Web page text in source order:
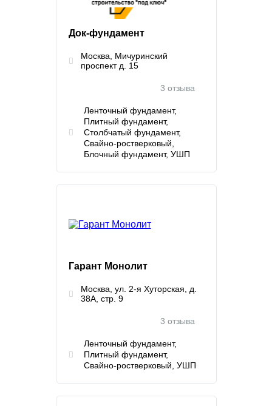
Док-фундамент
Москва, Мичуринский
проспект д. 15
3 отзыва
Ленточный фундамент
Плитный фундамент
Столбчатый фундамент
Свайно-ростверковый
Блочный фундамент УШП
Гарант Монолит
Москва, ул. 2-я Хуторская, д.
38А, стр. 9
3 отзыва
Ленточный фундамент
Плитный фундамент
Свайно-ростверковый УШП